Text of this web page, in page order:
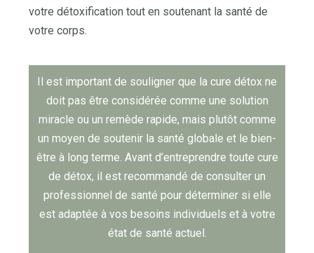
votre détoxification tout en soutenant la santé de
votre corps.
Il est important de souligner que la cure détox ne
doit pas être considérée comme une solution
miracle ou un remède rapide, mais plutôt comme
un moyen de soutenir la santé globale et le bien-
être à long terme. Avant d’entreprendre toute cure
de détox, il est recommandé de consulter un
professionnel de santé pour déterminer si elle
est adaptée à vos besoins individuels et à votre
état de santé actuel.